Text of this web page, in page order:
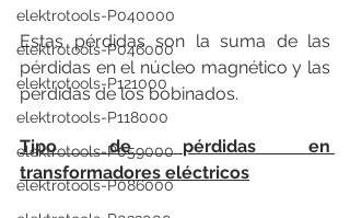
elektrotools-P040000
elektrotools-P046000
elektrotools-P121000
elektrotools-P118000
elektrotools-P059000
elektrotools-P086000
Estas pérdidas son la suma de las
pérdidas en el núcleo magnético y las
pérdidas de los bobinados.
Tipo de pérdidas en
transformadores eléctricos